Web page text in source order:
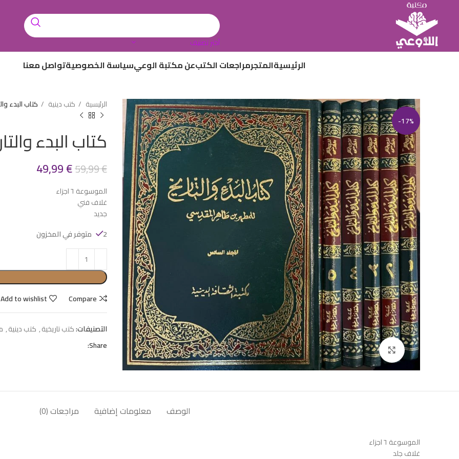
أختر تصنيف
الرئيسيةالمتجرمراجعات الكتبعن مكتبة الوعيسياسة الخصوصيةتواصل معنا
-17%
Click to enlarge
الرئيسية كتب دينية كتاب البدء
كتاب البدء
59,99€
49,99€
الموسوعة ٦ اجزاء
غلاف فني
جديد
2 متوفر في المخزون
Compare
Add to wishlist
التصنيفات:كتب تاريخية, كتب دينية,
Share:
الوصف معلومات إضافية مراجعات (0)
الموسوعة ٦ اجزاء
غلاف جلد